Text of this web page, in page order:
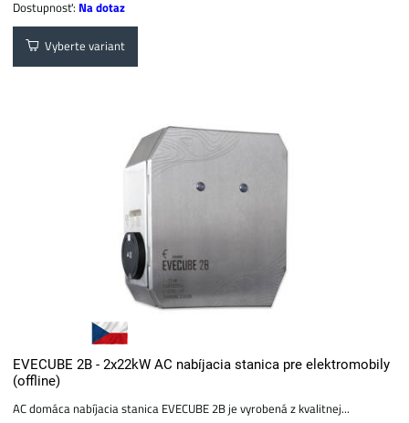
Dostupnosť: Na dotaz
Vyberte variant
EVECUBE 2B - 2x22kW AC nabíjacia stanica pre elektromobily
(offline)
AC domáca nabíjacia stanica EVECUBE 2B je vyrobená z kvalitnej...